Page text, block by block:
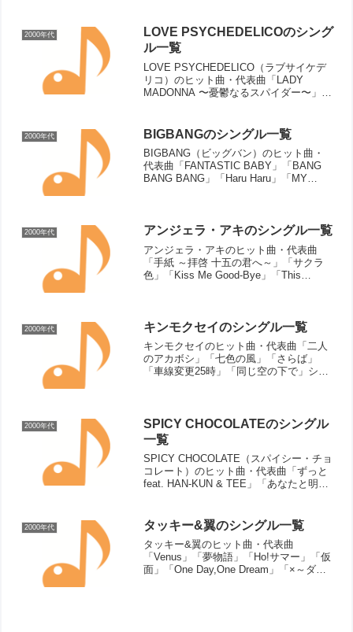
2000年代
LOVE PSYCHEDELICOのシング
ル一覧
LOVE PSYCHEDELICO（ラブサイケデ
リコ）のヒット曲・代表曲「LADY
MADONNA 〜憂鬱なるスパイダー〜」
2000年代 BIGBANGのシングル一覧
BIGBANG（ビッグバン）のヒット曲・
代表曲「FANTASTIC BABY」「BANG
BANG BANG」「Haru Haru」「MY
2000年代 アンジェラ・アキのシングル一覧
アンジェラ・アキのヒット曲・代表曲
「手紙 ～拝啓 十五の君へ～」「サクラ
色」「Kiss Me Good-Bye」「This
（...
2000年代 キンモクセイのシングル一覧
キンモクセイのヒット曲・代表曲「二人
のアカボシ」「七色の風」「さらば」
「車線変更25時」「同じ空の下で」シン
時（20...
2000年代
SPICY CHOCOLATEのシングル
一覧
SPICY CHOCOLATE（スパイシー・チョ
コレート）のヒット曲・代表曲「ずっと
feat. HAN-KUN & TEE」「あなたと明日
2000年代 タッキー&翼のシングル一覧
タッキー&翼のヒット曲・代表曲
「Venus」「夢物語」「Ho!サマー」「仮
面」「One Day,One Dream」「×～ダメ